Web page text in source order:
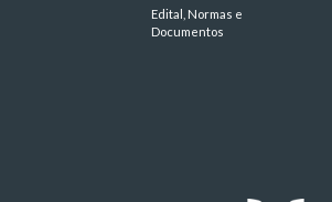
Edital, Normas e
Documentos